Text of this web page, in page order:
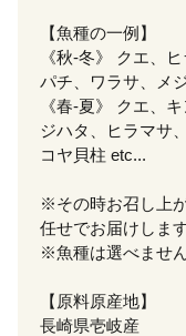
【魚種の一例】
《秋-冬》 クエ、
パチ、ワラサ、メ
《春-夏》 クエ、
ジハタ、ヒラマサ
コヤ貝柱 etc...
※その時お召し上
任せでお届けしま
※魚種は選べませ
【原料原産地】
長崎県壱岐産